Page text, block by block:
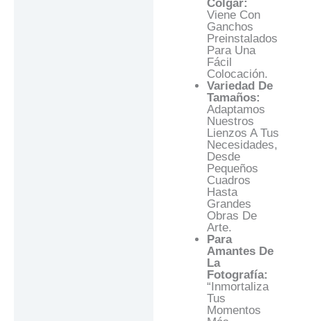
Colgar:
Viene Con
Ganchos
Preinstalados
Para Una
Fácil
Colocación.
Variedad De
Tamaños:
Adaptamos
Nuestros
Lienzos A Tus
Necesidades,
Desde
Pequeños
Cuadros
Hasta
Grandes
Obras De
Arte.
Para
Amantes De
La
Fotografía:
“Inmortaliza
Tus
Momentos